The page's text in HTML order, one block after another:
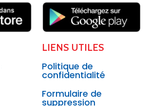
LIENS UTILES
Politique de
confidentialité
Formulaire de
suppression